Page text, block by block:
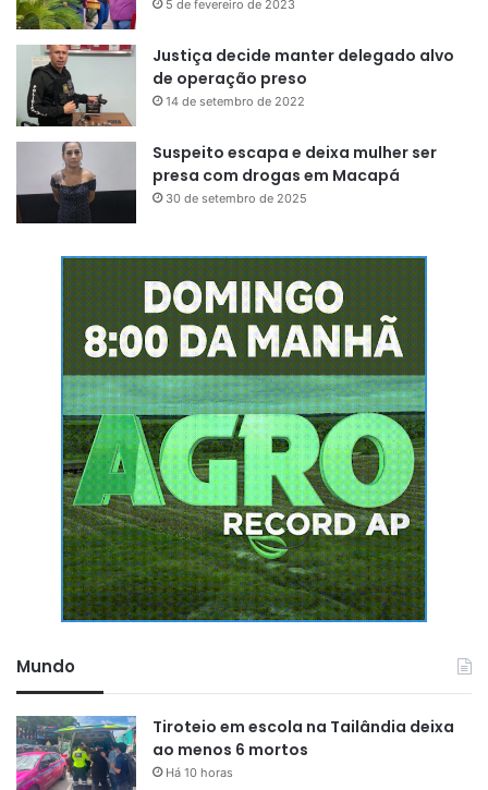
5 de fevereiro de 2023
Justiça decide manter delegado alvo
de operação preso
14 de setembro de 2022
Suspeito escapa e deixa mulher ser
presa com drogas em Macapá
30 de setembro de 2025
Mundo
Tiroteio em escola na Tailândia deixa
ao menos 6 mortos
Há 10 horas